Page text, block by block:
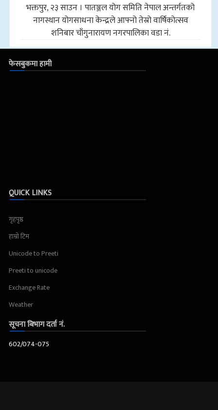
भक्तपुर, २३ साउन । पातञ्जल योग समिति नेपाल अन्तर्गतको
नागस्थान योगसाधना केन्द्रले आफ्नो तेस्रो वार्षिकोत्सव
शनिबार चाँगुनारायण नगरपालिका वडा नं.
फेसबुकमा हामी
QUICK LINKS
गृहपृष्ठ
हाम्रो टिम
Unicode to Preeti
Preeti to unicode
Exchange Rate
Weather
सूचना बिभाग दर्ता नं.
602/074-075